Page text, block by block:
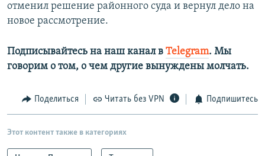
отменил решение районного суда и вернул дело на
новое рассмотрение.
Подписывайтесь на наш канал в Telegram. Мы
говорим о том, о чем другие вынуждены молчать.
Поделиться Читать без VPN Подпишитесь
Этот контент также в категориях